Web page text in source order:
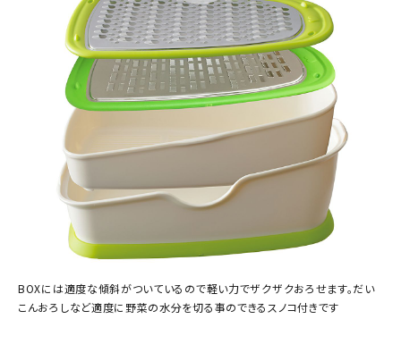
BOXには適度な傾斜がついているので軽い力でザクザクおろせます。だい
こんおろしなど適度に野菜の水分を切る事のできるスノコ付きです